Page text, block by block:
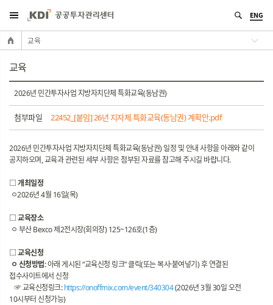
ENG
교육
교육
2026년 민간투자사업 지방자치단체 특화교육(동남권)
첨부파일 22452_[붙임] 26년 지자체 특화교육(동남권) 계획안.pdf
2026년 민간투자사업 지방자치단체 특화교육(동남권) 일정 및 안내 사항을 아래와 같이
공지하오며, 교육과 관련된 세부 사항은 첨부된 자료를 참고해 주시길 바랍니다.
□ 개최일정
ㅇ2026년 4월 16일(목)
□ 교육장소
ㅇ 부산 Bexco 제2전시장(회의장) 125~126호(1층)
□ 교육신청
ㅇ 신청방법:아래 게시된 “교육신청 링크” 클릭(또는 복사·붙여넣기) 후 연결된
접수사이트에서 신청
☞ 교육신청링크:https://onoffmix.com/event/340304(2026년 3월 30일 오전
10시부터 신청가능)